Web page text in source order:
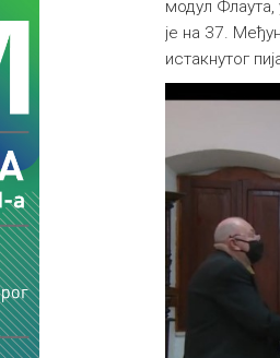
модул
је на 37.
истакнутог